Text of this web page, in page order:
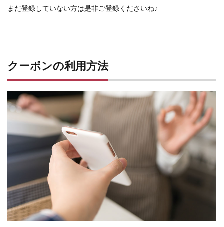
まだ登録していない方は是非ご登録くださいね♪
クーポンの利用方法